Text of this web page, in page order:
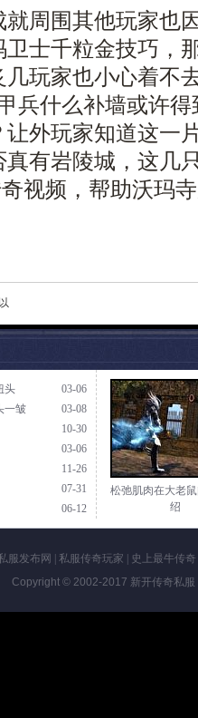
周围其他玩家也
士千粒金技巧，
玩家也小心着不
兵什么补墙或许
外玩家知道这一
有岩陵城，这几
视频，帮助沃玛
03-06
头
03-08
一皱
10-30
03-06
11-26
07-31
06-12
松弛肌肉在大老
绍
服发布网 私服传奇玩家 史上最牛传奇
Copyright © 2002-2017 新开传奇私服